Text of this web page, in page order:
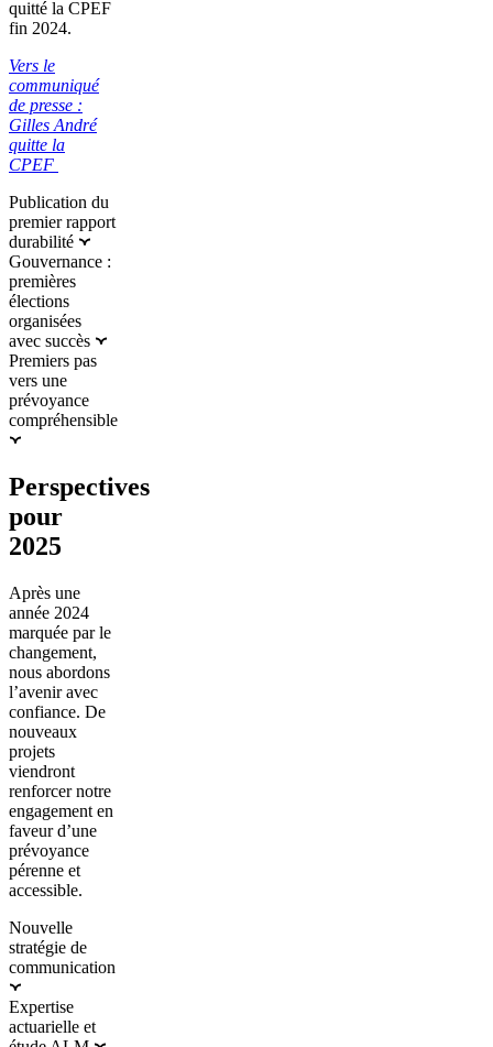
quitté la CPEF
fin 2024.
Vers le
communiqué
de presse :
Gilles André
quitte la
CPEF
Publication du
premier rapport
durabilité
Gouvernance :
premières
élections
organisées
avec succès
Premiers pas
vers une
prévoyance
compréhensible
Perspectives
pour
2025
Après une
année 2024
marquée par le
changement,
nous abordons
l’avenir avec
confiance. De
nouveaux
projets
viendront
renforcer notre
engagement en
faveur d’une
prévoyance
pérenne et
accessible.
Nouvelle
stratégie de
communication
Expertise
actuarielle et